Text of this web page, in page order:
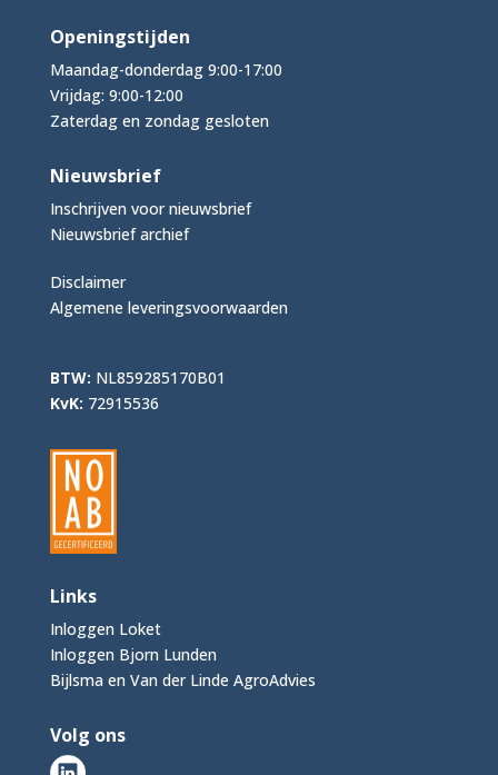
Openingstijden
Maandag-donderdag 9:00-17:00
Vrijdag: 9:00-12:00
Zaterdag en zondag gesloten
Nieuwsbrief
Inschrijven voor nieuwsbrief
Nieuwsbrief archief
Disclaimer
Algemene leveringsvoorwaarden
BTW: NL859285170B01
KvK: 72915536
Links
Inloggen Loket
Inloggen Bjorn Lunden
Bijlsma en Van der Linde AgroAdvies
Volg ons